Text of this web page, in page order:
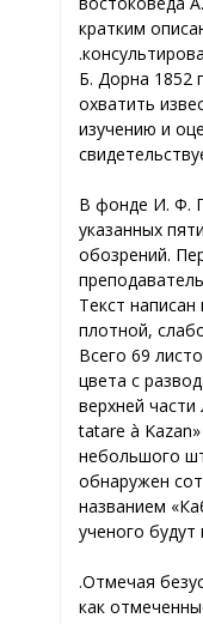
кратким
Б. Дорна 1852
охватить
изучению и
В фонде И. Ф.
указанных
обозрений.
Текст
плотной,
Всего 69
цвета с
верхней
tatare à
небольшого
обнаружен
названием
ученого
Отмечая
как